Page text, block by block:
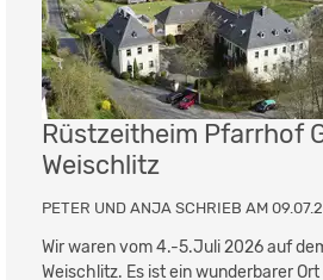
Rüstzeitheim Pfarrhof
Weischlitz
PETER UND ANJA SCHRIEB AM
Wir waren vom 4.-5.Juli 2026 auf
Weischlitz. Es ist ein wunderbarer